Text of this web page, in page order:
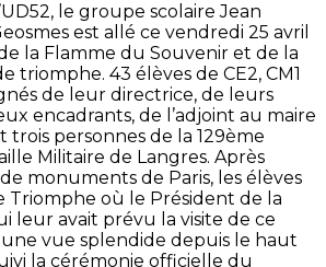
le groupe scolaire Jean
est allé ce vendredi 25 avril
la Flamme du Souvenir et de la
triomphe. 43 élèves de CE2, CM1
de leur directrice, de leurs
encadrants, de l’adjoint au maire
trois personnes de la 129ème
Militaire de Langres. Après
monuments de Paris, les élèves
Triomphe où le Président de la
leur avait prévu la visite de ce
vue splendide depuis le haut
la cérémonie officielle du